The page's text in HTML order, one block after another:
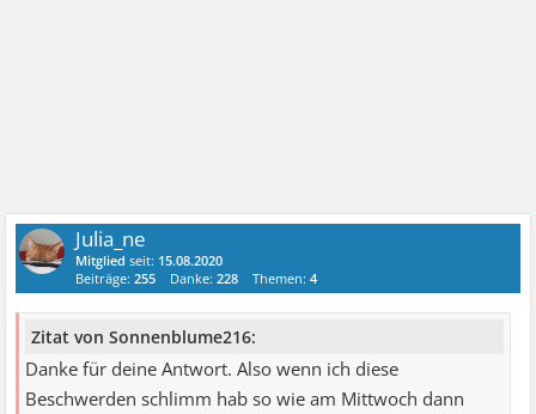
Julia_ne
Mitglied seit: 15.08.2020
Beiträge:255 Danke:228 Themen:4
Zitat von Sonnenblume216:
Danke für deine Antwort. Also wenn ich diese
Beschwerden schlimm hab so wie am Mittwoch dann